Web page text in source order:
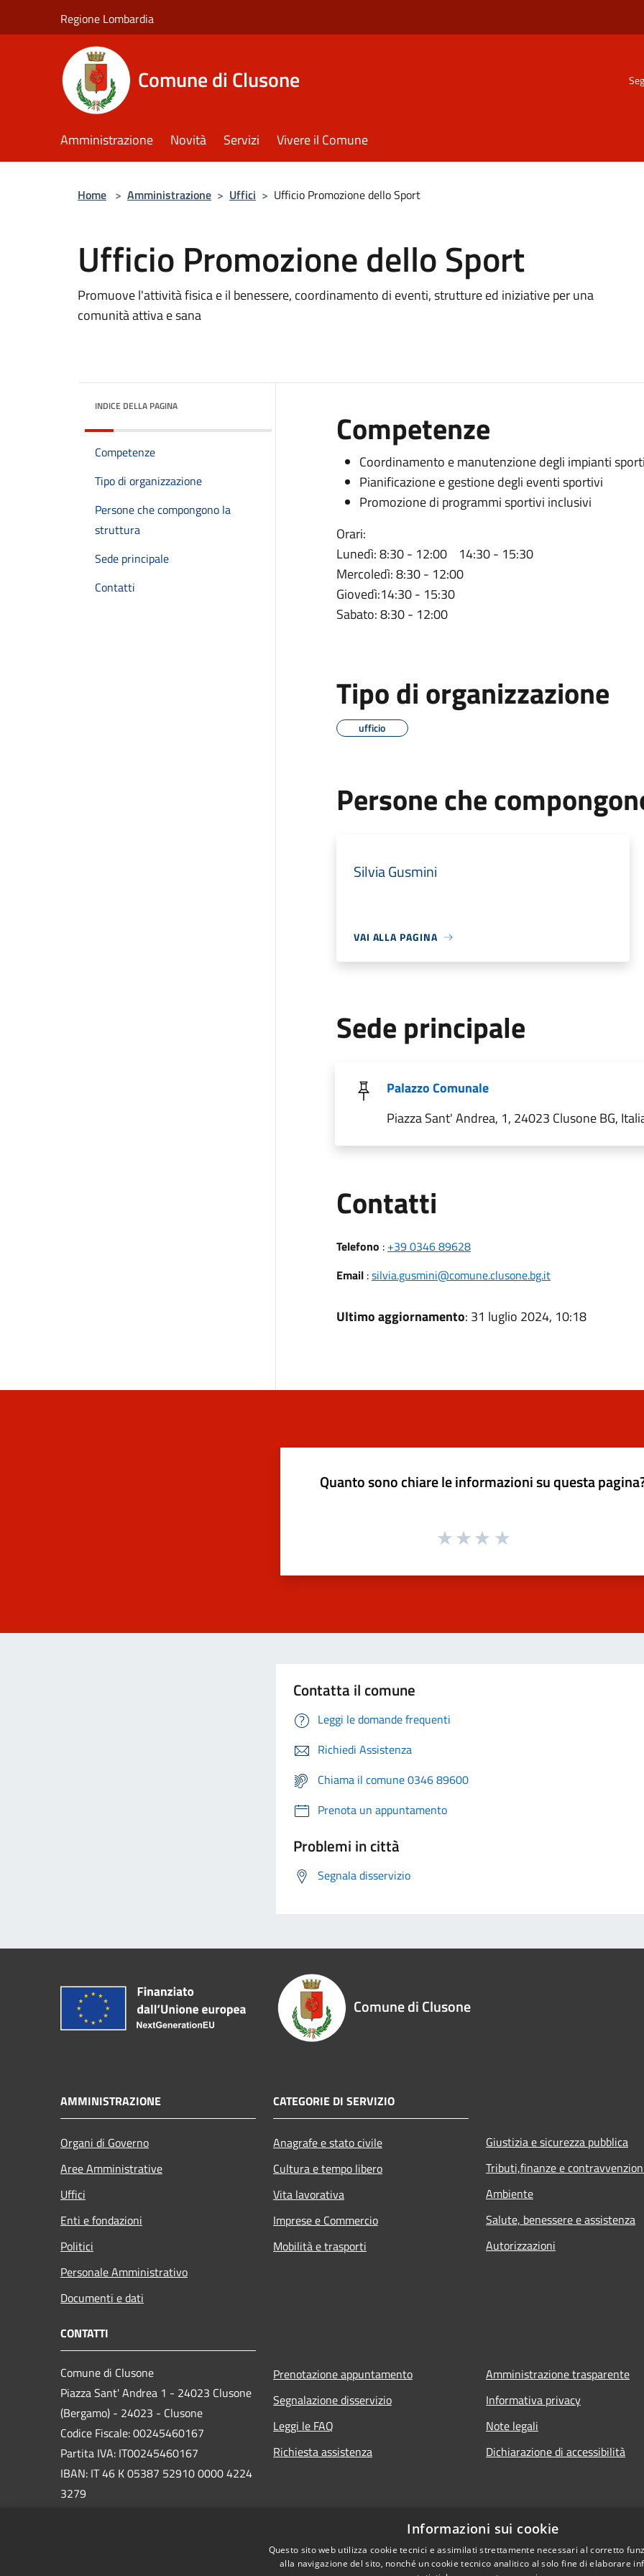
Regione Lombardia
Comune di Clusone
Amministrazione Novità Servizi Vivere il Comune
Home > Amministrazione > Uffici > Ufficio Promozione dello Sport
Ufficio Promozione dello Sport
Promuove l'attività fisica e il benessere, coordinamento di eventi, strutture ed iniziative per una
comunità attiva e sana
INDICE DELLA PAGINA
Competenze
Tipo di organizzazione
Persone che compongono la
struttura
Sede principale
Contatti
Competenze
Coordinamento e manutenzione degli impianti
Pianificazione e gestione degli eventi sportivi
Promozione di programmi sportivi inclusivi
Orari:
Lunedì: 8:30 - 12:00 14:30 - 15:30
Mercoledì: 8:30 - 12:00
Giovedì:14:30 - 15:30
Sabato: 8:30 - 12:00
Tipo di organizzazione
ufficio
Persone che
Silvia Gusmini
VAI ALLA PAGINA
Sede principale
Palazzo Comunale
Piazza Sant' Andrea, 1, 24023 Clusone BG,
Contatti
Telefono : +39 0346 89628
Email:silvia.gusmini@comune.clusone.bg.it
Ultimo aggiornamento: 31 luglio 2024, 10:18
Quanto sono chiare le informazioni su questa
Contatta il comune
Leggi le domande frequenti
Richiedi Assistenza
Chiama il comune 0346 89600
Prenota un appuntamento
Problemi in città
Segnala disservizio
Comune di Clusone
AMMINISTRAZIONE
Organi di Governo
Aree Amministrative
Uffici
Enti e fondazioni
Politici
Personale Amministrativo
Documenti e dati
CATEGORIE DI SERVIZIO
Anagrafe e stato civile
Cultura e tempo libero
Vita lavorativa
Imprese e Commercio
Mobilità e trasporti
Giustizia e sicurezza pubblica
Tributi,finanze e
Ambiente
Salute, benessere e assistenza
Autorizzazioni
CONTATTI
Comune di Clusone
Piazza Sant' Andrea 1 - 24023 Clusone
(Bergamo) - 24023 - Clusone
Codice Fiscale: 00245460167
Partita IVA: IT00245460167
IBAN: IT 46 K 05387 52910 0000 4224
3279
Prenotazione appuntamento
Segnalazione disservizio
Leggi le FAQ
Richiesta assistenza
Amministrazione trasparente
Informativa privacy
Note legali
Dichiarazione di accessibilità
Informazioni sui cookie
Questo sito web utilizza cookie tecnici e assimilati strettamente necessari al corretto
alla navigazione del sito, nonché un cookie tecnico analitico al solo fine di elaborare